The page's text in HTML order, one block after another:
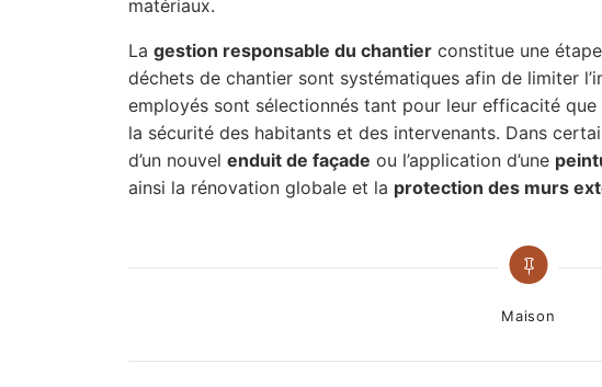
matériaux.
La gestion responsable du chantier constitue une
déchets de chantier sont systématiques afin de limiter
employés sont sélectionnés tant pour leur efficacité
la sécurité des habitants et des intervenants. Dans
d’un nouvel enduit de façade ou l’application d’une
ainsi la rénovation globale et la protection des murs
Categories
Maison